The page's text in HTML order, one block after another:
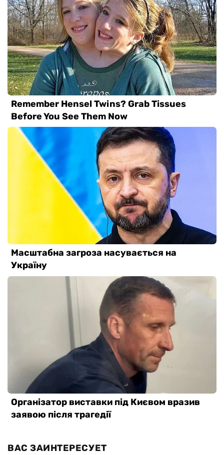
ВАС ЗАИНТЕРЕСУЕТ